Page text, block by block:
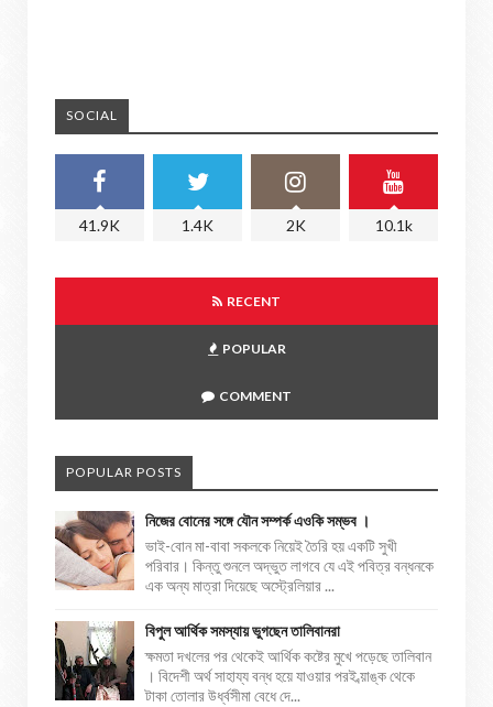
SOCIAL
41.9K 1.4K 2K 10.1k
RECENT
POPULAR
COMMENT
POPULAR POSTS
নিজের বোনের সঙ্গে যৌন সম্পর্ক এওকি সম্ভব ।
ভাই-বোন মা-বাবা সকলকে নিয়েই তৈরি হয় একটি সুখী
পরিবার। কিন্তু শুনলে অদ্ভুত লাগবে যে এই পবিত্র বন্ধনকে
এক অন্য মাত্রা দিয়েছে অস্ট্রেলিয়ার ...
বিপুল আর্থিক সমস্যায় ভুগছেন তালিবানরা
ক্ষমতা দখলের পর থেকেই আর্থিক কষ্টের মুখে পড়েছে তালিবান
। বিদেশী অর্থ সাহায্য বন্ধ হয়ে যাওয়ার পরই ব্য়াঙ্ক থেকে
টাকা তোলার উর্ধ্বসীমা বেধে দে...